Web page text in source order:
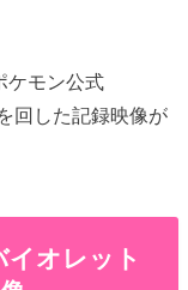
ケモン公式
回した記録映像が
オレット